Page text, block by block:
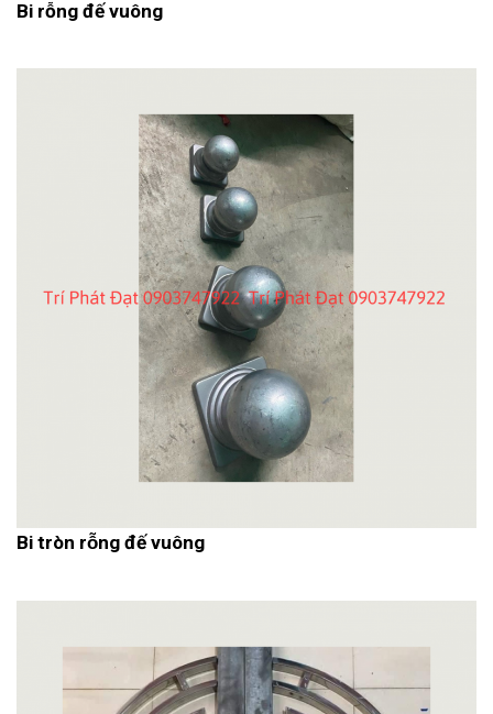
Bi rỗng đế vuông
Bi tròn rỗng đế vuông